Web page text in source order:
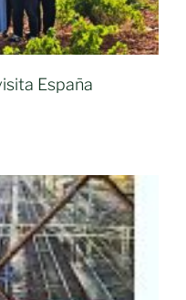
España